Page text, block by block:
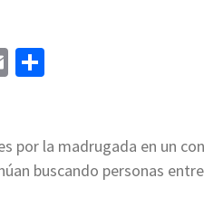
Email
por la madrugada en un
buscando personas